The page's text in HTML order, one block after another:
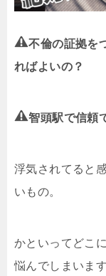
不倫の証拠を
ればよいの？
智頭駅で信頼
浮気されてると
いもの。
かといってどこ
悩んでしまいます